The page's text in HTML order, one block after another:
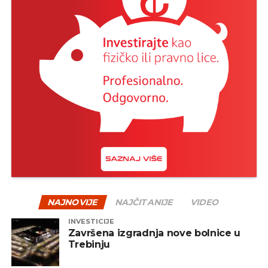
Implementacija je predviđena u dvije
paralelne faze. Omogućava potpunu
integraciju državnih organa, akademskog i
privatnog sektora u upravljanju incidentima.
Funkcije zaštite u odnosu na korisnike se
ogledaju u zaštiti tri grupe korisnika: javne
uprave i kritičnih infrastruktura, zaštiti djece i
zaštiti mikro, malih i srednjih preduzeća
istaknuto je u saopštenju.
Iz Agencije su istakli da će sistem štititi javnu
upravu i kritične infrastrukture koje čini 780
NAJNOVIJE NAJČITANIJE VIDEO
INVESTICIJE
Završena izgradnja nove bolnice u
Trebinju